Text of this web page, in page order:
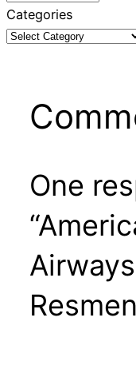
Categories
One